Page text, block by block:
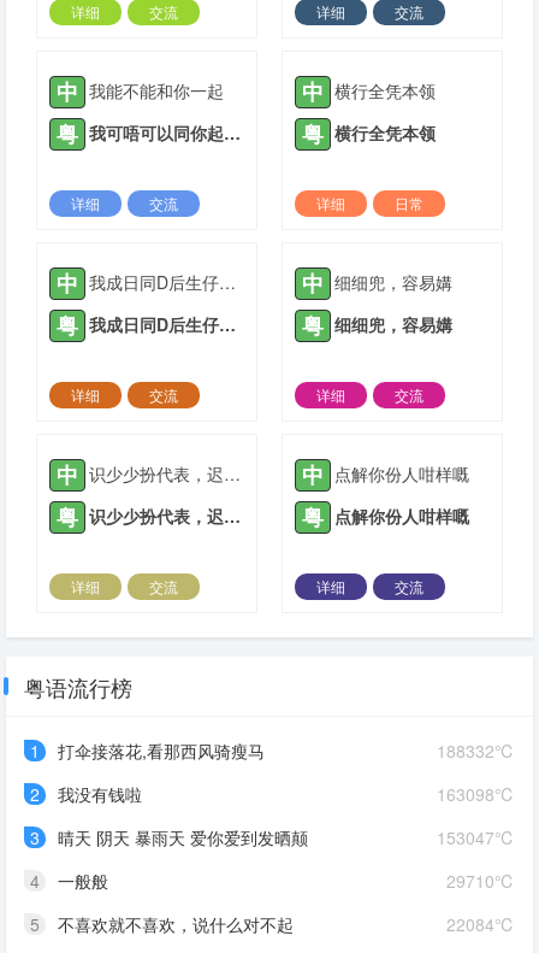
详细
交流
详细
交流
中 我能不能和你一起
粤 我可唔可以同你起埋一齐
详细
交流
中 横行全凭本领
粤 横行全凭本领
详细
日常
中 我成日同D后生仔讲要成功唔好霖住一步登天
粤 我成日同D后生仔讲要成功唔好霖住一步登天
详细
交流
中 细细兜，容易媾
粤 细细兜，容易媾
详细
交流
中 识少少扮代表，迟早搞出个大头佛
粤 识少少扮代表，迟早搞出个大头佛
详细
交流
中 点解你份人咁样嘅
粤 点解你份人咁样嘅
详细
交流
粤语流行榜
188332℃
1
打伞接落花,看那西风骑瘦马
163098℃
2
我没有钱啦
153047℃
3
晴天 阴天 暴雨天 爱你爱到发晒颠
29710℃
4
一般般
22084℃
5
不喜欢就不喜欢，说什么对不起